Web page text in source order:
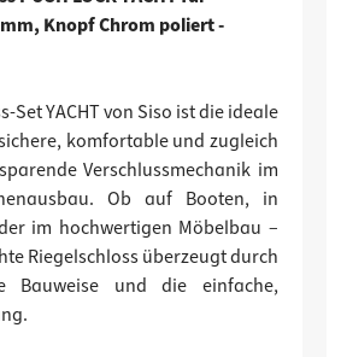
Knopf Chrom poliert -
Set YACHT von Siso ist die ideale
komfortable und zugleich
Verschlussmechanik im
Ob auf Booten, in
im hochwertigen Möbelbau –
Riegelschloss überzeugt durch
Bauweise und die einfache,